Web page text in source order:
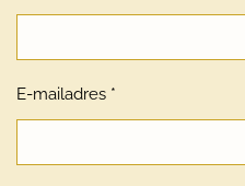
E-mailadres *